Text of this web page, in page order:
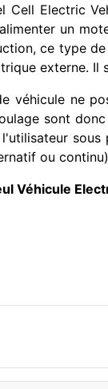
Cell Electric
un
ce type
externe.
véhicule ne
sont
ou
Véhicule